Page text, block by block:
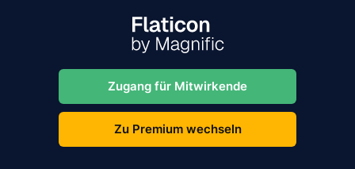
Zugang für Mitwirkende
Zu Premium wechseln